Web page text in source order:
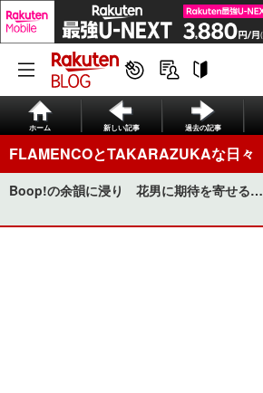
ホーム 新しい記事 過去の記事
FLAMENCOとTAKARAZUKAな日々
Boop!の余韻に浸り 花男に期待を寄せる…